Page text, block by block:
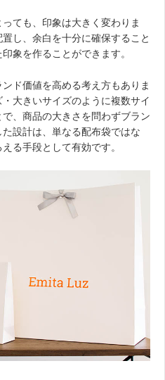
ても、印象は大きく変わりま
し、余白を十分に確保すること
象を作ることができます。
ド価値を高める考え方もありま
大きいサイズのように複数サイ
、商品の大きさを問わずブラン
設計は、単なる配布袋ではな
る手段として有効です。